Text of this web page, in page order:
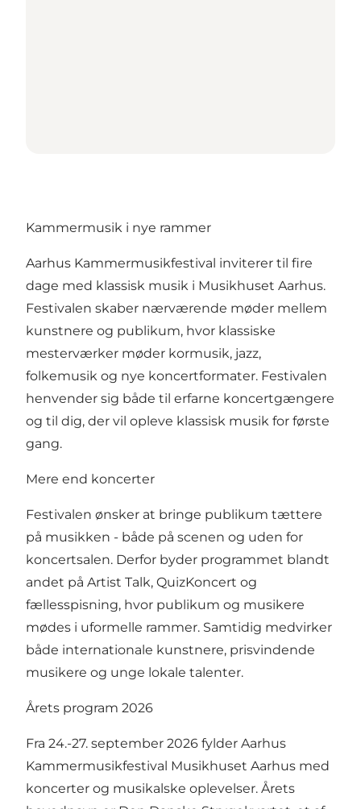
Kammermusik i nye rammer
Aarhus Kammermusikfestival inviterer til fire
dage med klassisk musik i Musikhuset Aarhus.
Festivalen skaber nærværende møder mellem
kunstnere og publikum, hvor klassiske
mesterværker møder kormusik, jazz,
folkemusik og nye koncertformater. Festivalen
henvender sig både til erfarne koncertgængere
og til dig, der vil opleve klassisk musik for første
gang.
Mere end koncerter
Festivalen ønsker at bringe publikum tættere
på musikken - både på scenen og uden for
koncertsalen. Derfor byder programmet blandt
andet på Artist Talk, QuizKoncert og
fællesspisning, hvor publikum og musikere
mødes i uformelle rammer. Samtidig medvirker
både internationale kunstnere, prisvindende
musikere og unge lokale talenter.
Årets program 2026
Fra 24.-27. september 2026 fylder Aarhus
Kammermusikfestival Musikhuset Aarhus med
koncerter og musikalske oplevelser. Årets